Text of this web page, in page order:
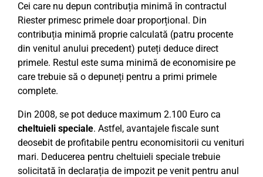
Cei care nu depun contribuția minimă în contractul
Riester primesc primele doar proporțional. Din
contribuția minimă proprie calculată (patru procente
din venitul anului precedent) puteți deduce direct
primele. Restul este suma minimă de economisire pe
care trebuie să o depuneți pentru a primi primele
complete.
Din 2008, se pot deduce maximum 2.100 Euro ca
cheltuieli speciale. Astfel, avantajele fiscale sunt
deosebit de profitabile pentru economisitorii cu venituri
mari. Deducerea pentru cheltuieli speciale trebuie
solicitată în declarația de impozit pe venit pentru anul